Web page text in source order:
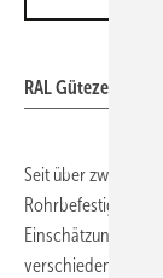
RAL Gütezeichen
Seit über zwei
Rohrbefestigung
Einschätzung der
verschiedener